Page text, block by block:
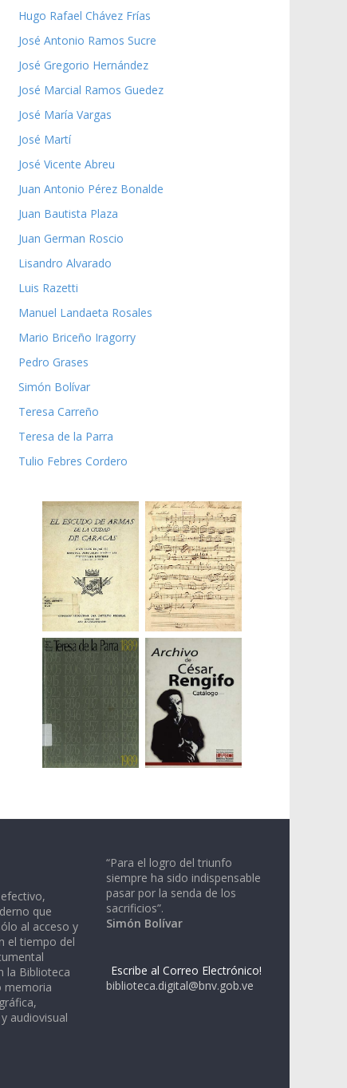
Hugo Rafael Chávez Frías
José Antonio Ramos Sucre
José Gregorio Hernández
José Marcial Ramos Guedez
José María Vargas
José Martí
José Vicente Abreu
Juan Antonio Pérez Bonalde
Juan Bautista Plaza
Juan German Roscio
Lisandro Alvarado
Luis Razetti
Manuel Landaeta Rosales
Mario Briceño Iragorry
Pedro Grases
Simón Bolívar
Teresa Carreño
Teresa de la Parra
Tulio Febres Cordero
que
al acceso y
el tiempo del
la Biblioteca
memoria
audiovisual
“Para el logro del triunfo
siempre ha sido indispensable
pasar por la senda de los
sacrificios”.
Simón Bolívar
Escribe al Correo Electrónico!
biblioteca.digital@bnv.gob.ve